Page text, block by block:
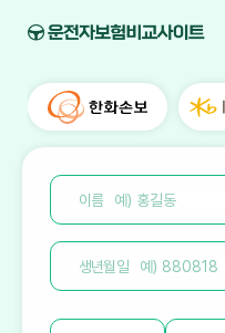
이름
생년월일